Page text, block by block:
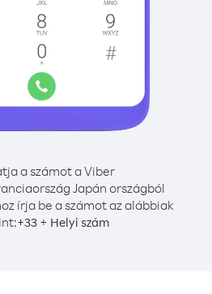
a számot a Viber
Japán országból
írja be a számot az alábbiak
+33 + Helyi szám